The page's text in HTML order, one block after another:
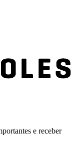
e receber